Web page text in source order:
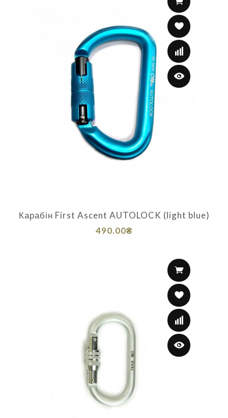
Карабін First Ascent AUTOLOCK (light blue)
490.00₴